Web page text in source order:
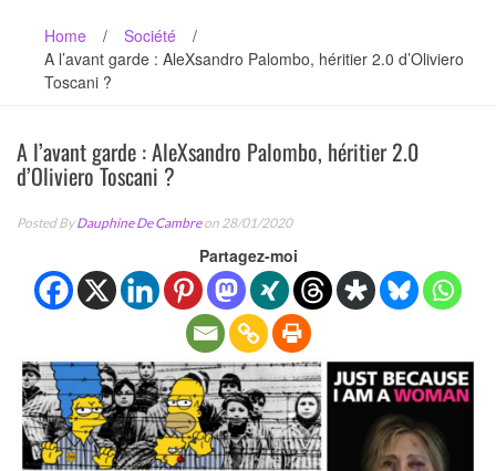
Home / Société
/
A l’avant garde : AleXsandro Palombo, héritier 2.0 d’Oliviero
Toscani ?
A l’avant garde : AleXsandro Palombo, héritier 2.0
d’Oliviero Toscani ?
Posted ByDauphine De Cambreon 28/01/2020
Partagez-moi